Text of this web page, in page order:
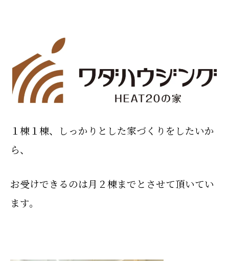
１棟１棟、 しっかりとした家づくりをしたいか
ら、
お受けできるのは月２棟までとさせて頂いてい
ます。